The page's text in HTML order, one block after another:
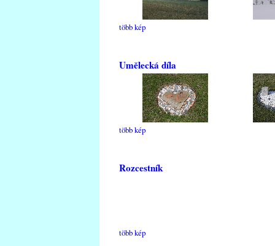
több kép
Umělecká díla
több kép
Rozcestník
több kép